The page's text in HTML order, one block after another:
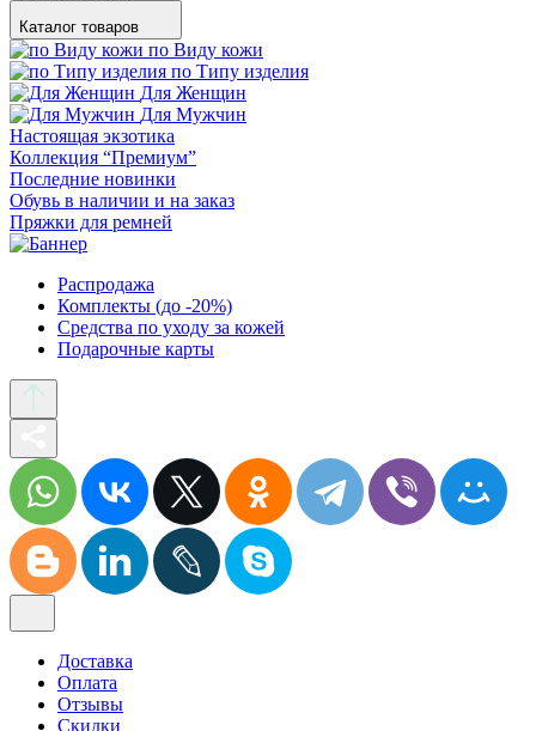
Каталог товаров
по Виду кожи
по Типу изделия
Для Женщин
Для Мужчин
Настоящая экзотика
Коллекция “Премиум”
Последние новинки
Обувь в наличии и на заказ
Пряжки для ремней
Распродажа
Комплекты (до -20%)
Средства по уходу за кожей
Подарочные карты
Доставка
Оплата
Отзывы
Скидки